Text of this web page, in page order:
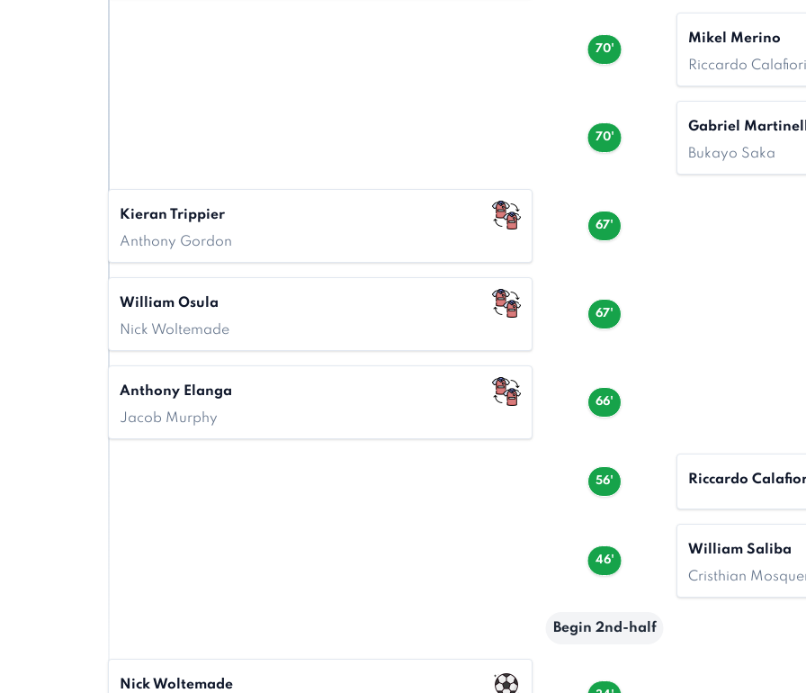
70'
Mikel Merino
Riccardo Calafiori
70'
Gabriel
Bukayo Saka
67'
Kieran Trippier
Anthony Gordon
67'
William Osula
Nick Woltemade
66'
Anthony Elanga
Jacob Murphy
56' Riccardo
46'
William Saliba
Cristhian
Begin 2nd-half
Nick Woltemade